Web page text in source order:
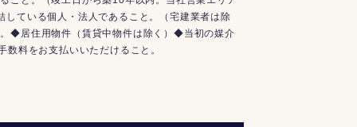
ている個人・法人であること。（宅建業者は除
◆居住用物件（賃貸中物件は除く）◆当初の媒介
料をお支払いいただけること。